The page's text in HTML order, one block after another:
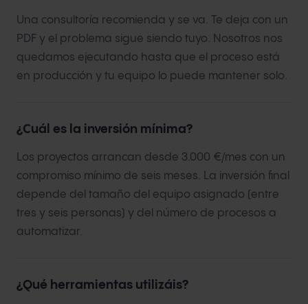
Una consultoría recomienda y se va. Te deja con un
PDF y el problema sigue siendo tuyo. Nosotros nos
quedamos ejecutando hasta que el proceso está
en producción y tu equipo lo puede mantener solo.
¿Cuál es la inversión mínima?
Los proyectos arrancan desde 3.000 €/mes con un
compromiso mínimo de seis meses. La inversión final
depende del tamaño del equipo asignado (entre
tres y seis personas) y del número de procesos a
automatizar.
¿Qué herramientas utilizáis?